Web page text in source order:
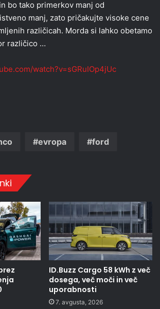
bo tako primerkov manj od
manj, zato pričakujte visoke cene
različicah. Morda si lahko obetamo
različico …
watch?v=sGRuIOp4jUc
evropa ford
ID.Buzz Cargo 58 kWh z več
dosega, več moči in več
uporabnosti
7. avgusta, 2026